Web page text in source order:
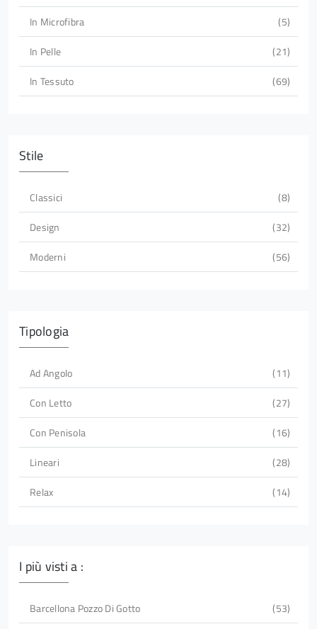
In Microfibra
5
In Pelle
21
In Tessuto
69
Stile
Classici
8
Design
32
Moderni
56
Tipologia
Ad Angolo
11
Con Letto
27
Con Penisola
16
Lineari
28
Relax
14
I più visti a :
Barcellona Pozzo Di Gotto
53